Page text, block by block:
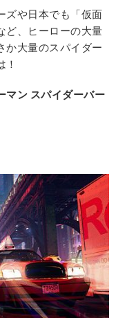
ズや日本でも「仮面
ど、ヒーローの大量
か大量のスパイダー
マン スパイダーバー